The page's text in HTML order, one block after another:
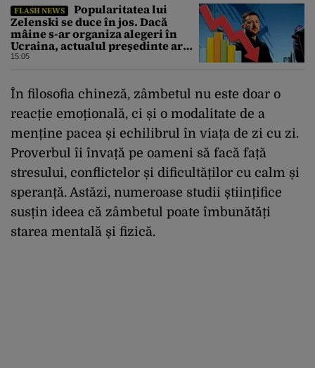
FLASH NEWS
Popularitatea lui
Zelenski se duce în jos. Dacă
mâine s-ar organiza alegeri în
Ucraina, actualul președinte ar
pierde categoric în turul al doilea
15:05
În filosofia chineză, zâmbetul nu este doar o
reacție emoțională, ci și o modalitate de a
menține pacea și echilibrul în viața de zi cu zi.
Proverbul îi învață pe oameni să facă față
stresului, conflictelor și dificultăților cu calm și
speranță. Astăzi, numeroase studii științifice
susțin ideea că zâmbetul poate îmbunătăți
starea mentală și fizică.